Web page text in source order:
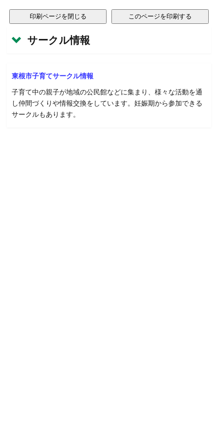
サークル情報
東根市子育てサークル情報
子育て中の親子が地域の公民館などに集まり、様々な活動を通
し仲間づくりや情報交換をしています。妊娠期から参加できる
サークルもあります。